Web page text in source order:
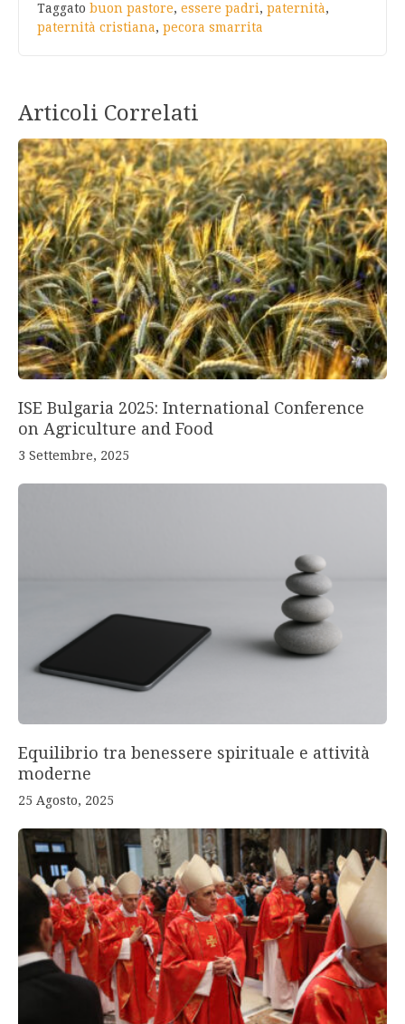
Taggato buon pastore, essere padri, paternità,
paternità cristiana, pecora smarrita
Articoli Correlati
ISE Bulgaria 2025: International Conference
on Agriculture and Food
3 Settembre, 2025
Equilibrio tra benessere spirituale e attività
moderne
25 Agosto, 2025